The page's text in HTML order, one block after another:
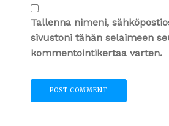
Tallenna nimeni,
sivustoni tähän selaimeen
kommentointikertaa varten.